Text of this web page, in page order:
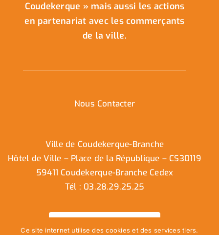
Coudekerque » mais aussi les actions
en partenariat avec les commerçants
de la ville.
Nous Contacter
Ville de Coudekerque-Branche
Hôtel de Ville – Place de la République – CS30119
59411 Coudekerque-Branche Cedex
Tél : 03.28.29.25.25
Ce site internet utilise des cookies et des services tiers.